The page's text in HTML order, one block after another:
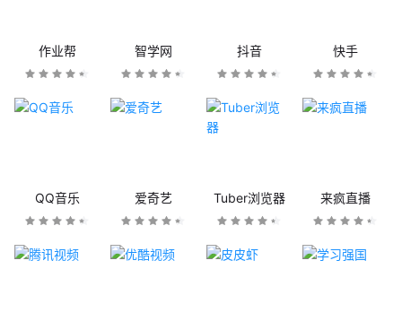
作业帮 智学网 抖音 快手
QQ音乐 爱奇艺 Tuber浏览器 来疯直播